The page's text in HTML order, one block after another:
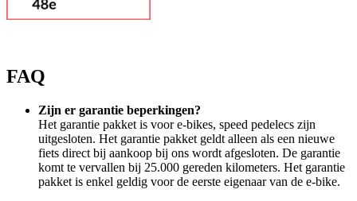
FAQ
Zijn er garantie beperkingen?
Het garantie pakket is voor e-bikes, speed pedelecs zijn
uitgesloten. Het garantie pakket geldt alleen als een nieuwe
fiets direct bij aankoop bij ons wordt afgesloten. De garantie
komt te vervallen bij 25.000 gereden kilometers. Het garantie
pakket is enkel geldig voor de eerste eigenaar van de e-bike.